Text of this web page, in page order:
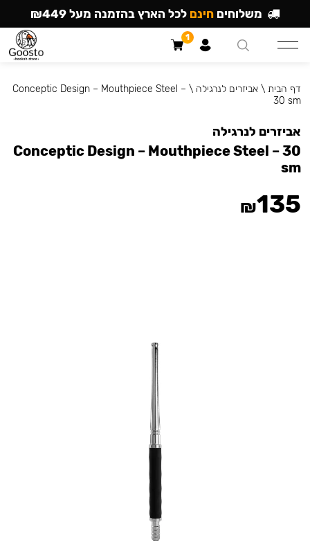
דף הבית \אביזרים לנרגילה \
Conceptic Design – Mouthpiece Steel –
30 sm
אביזרים לנרגילה
Conceptic Design – Mouthpiece Steel – 30
sm
₪135
משלוחים חינם לכל הארץ בהזמנה מעל ₪449
1